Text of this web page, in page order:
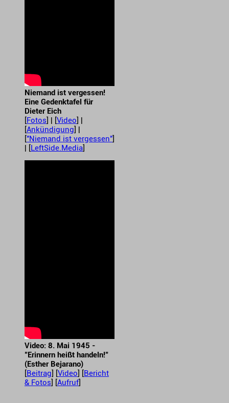
Niemand ist vergessen!
Eine Gedenktafel für
Dieter Eich
[Fotos] | [Video] |
[Ankündigung] |
["Niemand ist vergessen"]
| [LeftSide.Media]
Video: 8. Mai 1945 -
"Erinnern heißt handeln!"
(Esther Bejarano)
[Beitrag] [Video] [Bericht
& Fotos] [Aufruf]